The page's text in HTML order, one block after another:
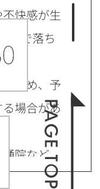
快感が生
後で落ち
るため、予
場合があ
院など、
結果や期間